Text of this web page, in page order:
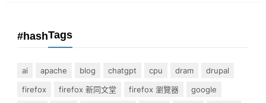
#hashTags
ai apache blog chatgpt cpu dram
drupal
firefox
firefox 新同文堂 firefox 瀏覽器
google